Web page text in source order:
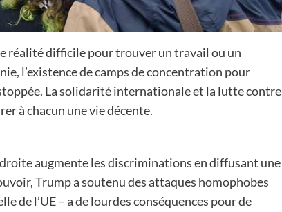
réalité difficile pour trouver un travail ou un
l’existence de camps de concentration pour
La solidarité internationale et la lutte contre
à chacun une vie décente.
augmente les discriminations en diffusant une
Trump a soutenu des attaques homophobes
de l’UE – a de lourdes conséquences pour de